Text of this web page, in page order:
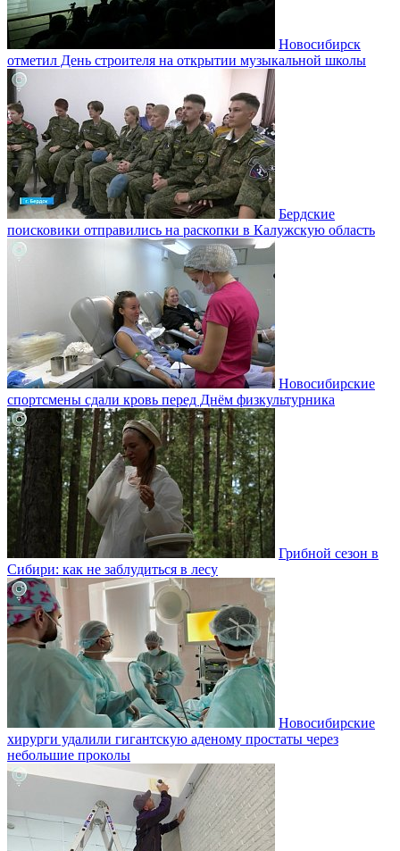
Новосибирск
отметил День строителя на открытии музыкальной школы
Бердские
поисковики отправились на раскопки в Калужскую область
Новосибирские
спортсмены сдали кровь перед Днём физкультурника
Грибной сезон в
Сибири: как не заблудиться в лесу
Новосибирские
хирурги удалили гигантскую аденому простаты через
небольшие проколы